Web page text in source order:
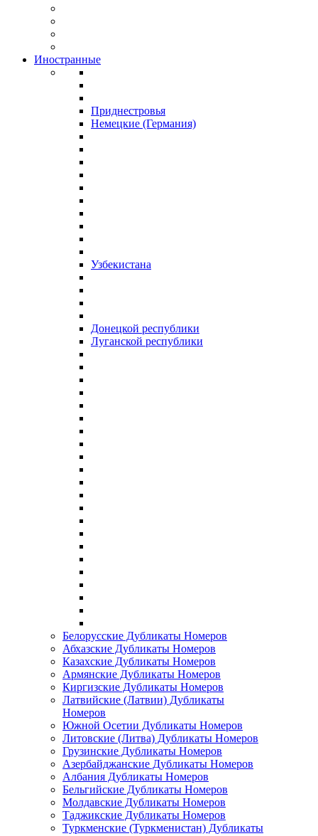
Иностранные
Приднестровья
Немецкие (Германия)
Узбекистана
Донецкой республики
Луганской республики
Белорусские Дубликаты Номеров
Абхазские Дубликаты Номеров
Казахские Дубликаты Номеров
Армянские Дубликаты Номеров
Киргизские Дубликаты Номеров
Латвийские (Латвии) Дубликаты
Номеров
Южной Осетии Дубликаты Номеров
Литовские (Литва) Дубликаты Номеров
Грузинские Дубликаты Номеров
Азербайджанские Дубликаты Номеров
Албания Дубликаты Номеров
Бельгийские Дубликаты Номеров
Молдавские Дубликаты Номеров
Таджикские Дубликаты Номеров
Туркменские (Туркменистан) Дубликаты